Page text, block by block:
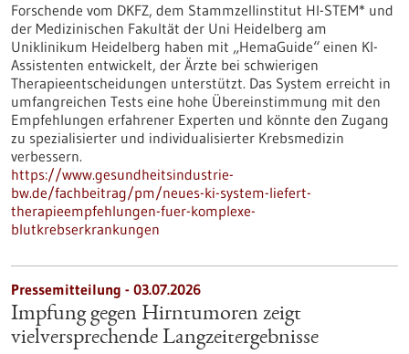
Forschende vom DKFZ, dem Stammzellinstitut HI-STEM* und
der Medizinischen Fakultät der Uni Heidelberg am
Uniklinikum Heidelberg haben mit „HemaGuide“ einen KI-
Assistenten entwickelt, der Ärzte bei schwierigen
Therapieentscheidungen unterstützt. Das System erreicht in
umfangreichen Tests eine hohe Übereinstimmung mit den
Empfehlungen erfahrener Experten und könnte den Zugang
zu spezialisierter und individualisierter Krebsmedizin
verbessern.
https://www.gesundheitsindustrie-
bw.de/fachbeitrag/pm/neues-ki-system-liefert-
therapieempfehlungen-fuer-komplexe-
blutkrebserkrankungen
Pressemitteilung - 03.07.2026
Impfung gegen Hirntumoren zeigt
vielversprechende Langzeitergebnisse